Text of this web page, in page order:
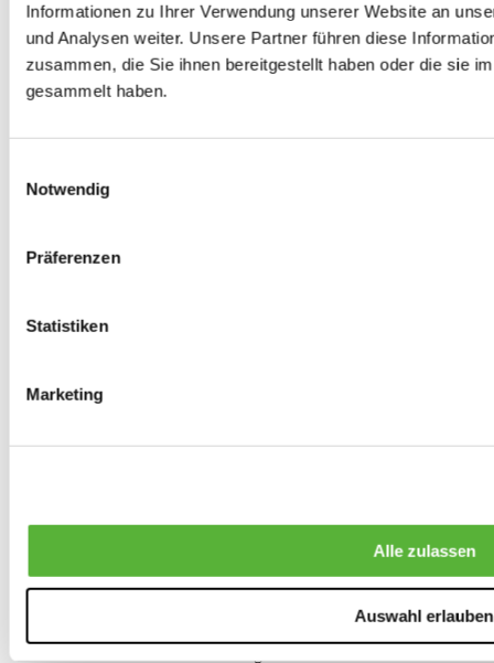
Informationen zu Ihrer Verwendung unserer Website an
und Analysen weiter. Unsere Partner führen diese
zusammen, die Sie ihnen bereitgestellt haben oder die sie
gesammelt haben.
Notwendig
Präferenzen
Statistiken
Marketing
Alle zulassen
Auswahl erlauben
Produkte verfügbar
Spurverbreiterungen
0 Produkte verfügbar
Radmuttern
0Produkte verfügbar
0Produkte verfügbar
Handbremsen